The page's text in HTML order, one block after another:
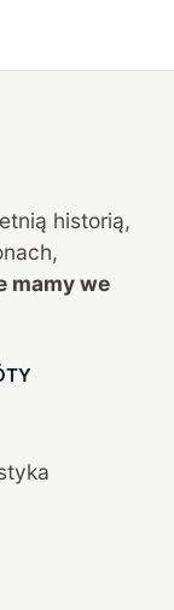
historią,
mamy we